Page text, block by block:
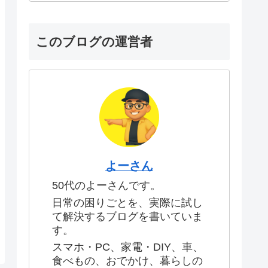
このブログの運営者
よーさん
50代のよーさんです。
日常の困りごとを、実際に試し
て解決するブログを書いていま
す。
スマホ・PC、家電・DIY、車、
食べもの、おでかけ、暮らしの